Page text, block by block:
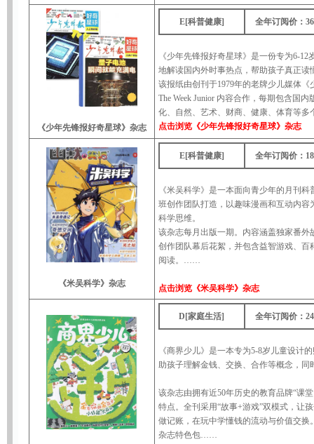
《少年先锋报好奇星球》杂志
E[科普健康] 全年订阅价：
《少年先锋报好奇星球》是一份专为6-
地解读国内外时事热点，帮助孩子真正读
该报纸由创刊于1979年的老牌少儿媒体
The Week Junior 内容合作，每期包含国
化、自然、艺术、财商、健康、体育等多
点击浏览《少年先锋报好奇星球》杂志
《米吴科学》杂志
E[科普健康] 全年订阅价：
《米吴科学》是一本面向青少年的月刊
班创作团队打造，以趣味漫画和互动内
科学思维。
该杂志每月出版一期。内容涵盖独家番
创作团队幕后花絮，并包含益智游戏、
阅读。……
点击浏览《米吴科学》杂志
D[家庭生活] 全年订阅价：
《商界少儿》是一本专为5-8岁儿童设计
助孩子理解金钱、交换、合作等概念，同
该杂志由拥有近50年历史的教育品牌“课
特点。全刊采用“故事+游戏”双模式，让
做记账，在玩中学懂钱的流动与价值交换
杂志特色包……